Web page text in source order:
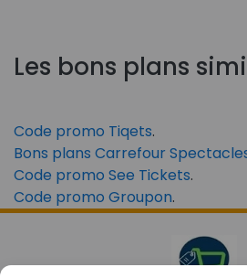
Les bons plans
Code promo Tiqets.
Bons plans Carrefour
Code promo See Tickets.
Code promo Groupon.